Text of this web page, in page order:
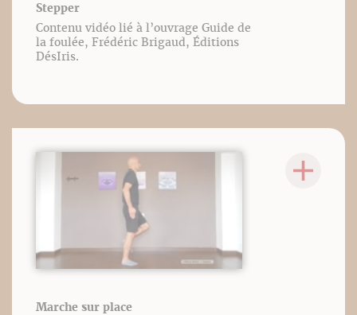
Stepper
Contenu vidéo lié à l’ouvrage Guide de
la foulée, Frédéric Brigaud, Éditions
DésIris.
Marche sur place